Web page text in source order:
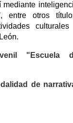
entre otros
culturales
"Escuela
de